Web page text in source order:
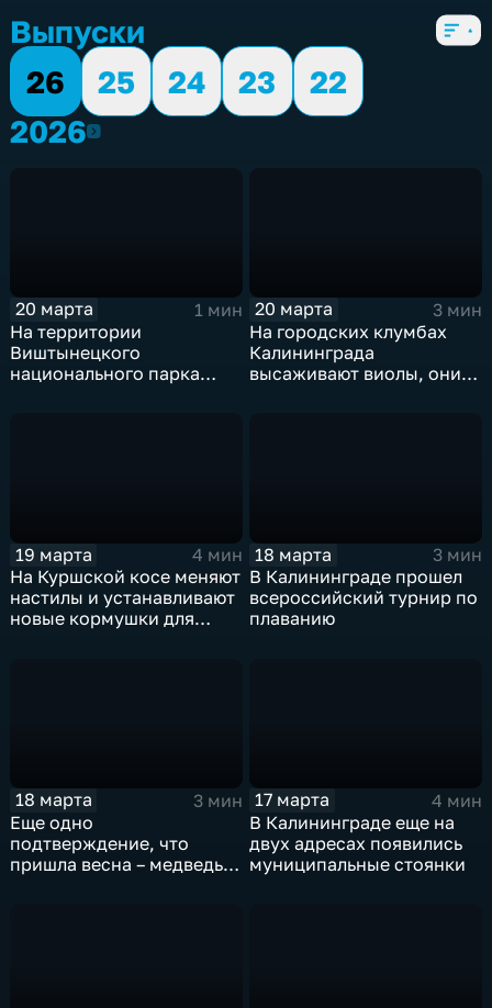
Выпуски
26
25 24 23
22
20262026
20 марта
1 мин
На территории
Виштынецкого
национального парка
20 марта
3 мин
На городских клумбах
Калининграда
высаживают виолы, они
19 марта
4 мин
На Куршской косе меняют
настилы и устанавливают
новые кормушки для
18 марта
3 мин
В Калининграде прошел
всероссийский турнир по
плаванию
18 марта
3 мин
Еще одно
подтверждение, что
пришла весна – медведь
17 марта
4 мин
В Калининграде еще на
двух адресах появились
муниципальные стоянки